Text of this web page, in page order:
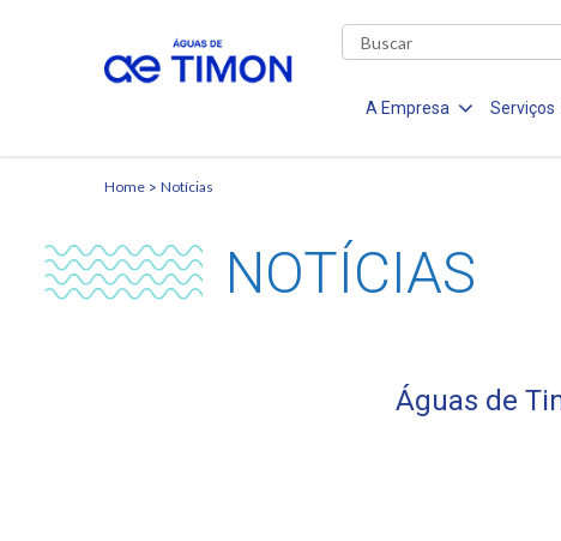
A Empresa Serviços
Home Notícias
NOTÍCIAS
Águas de